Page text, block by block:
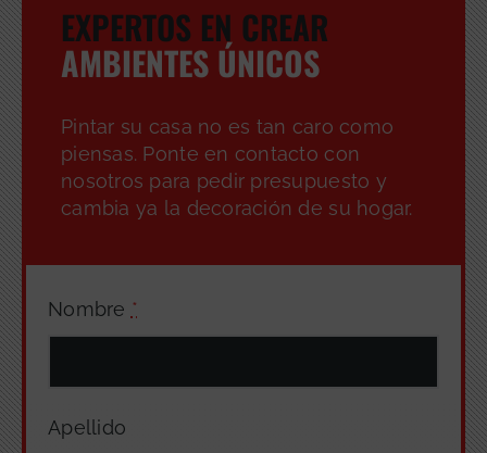
Nombre *
Apellido
EXPERTOS EN CREAR
AMBIENTES ÚNICOS
Pintar su casa no es tan caro como
piensas. Ponte en contacto con
nosotros para pedir presupuesto y
cambia ya la decoración de su hogar.